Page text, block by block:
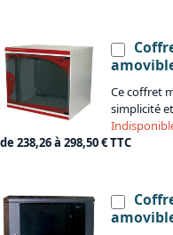
Ce coffret
simplicité
de 238,26 à 298,50 € TTC